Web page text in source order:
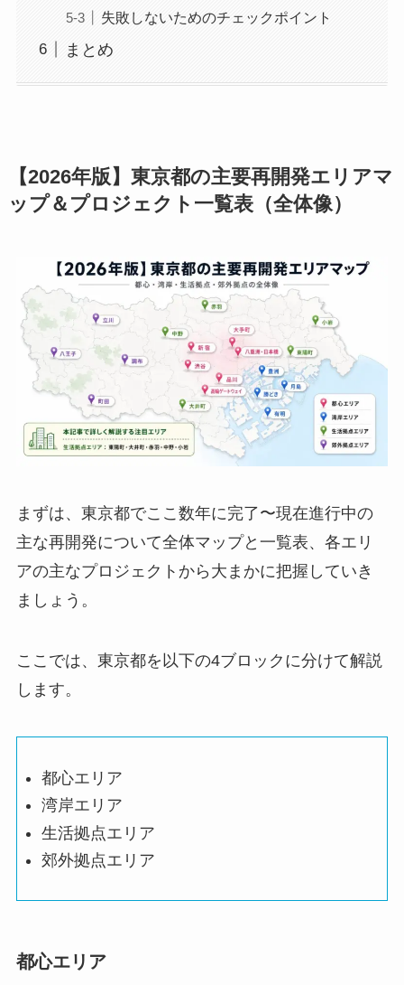
失敗しないためのチェックポイント
まとめ
【2026年版】東京都の主要再開発エリアマ
ップ＆プロジェクト一覧表（全体像）
まずは、東京都でここ数年に完了〜現在進行中の
主な再開発について全体マップと一覧表、各エリ
アの主なプロジェクトから大まかに把握していき
ましょう。
ここでは、東京都を以下の4ブロックに分けて解説
します。
都心エリア
湾岸エリア
生活拠点エリア
郊外拠点エリア
都心エリア